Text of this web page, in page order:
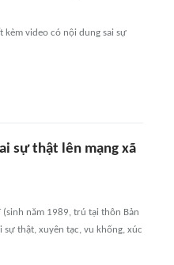
kèm video có nội dung sai sự
sự thật lên mạng xã
(sinh năm 1989, trú tại thôn Bản
sự thật, xuyên tạc, vu khống, xúc